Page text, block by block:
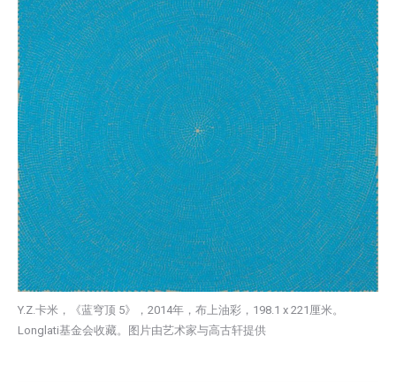
Y.Z.卡米，《蓝穹顶 5》，2014年，布上油彩，198.1 x 221厘米。
Longlati基金会收藏。图片由艺术家与高古轩提供